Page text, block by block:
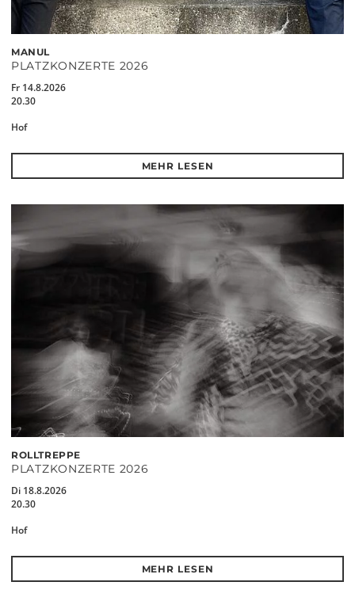
MANUL
PLATZKONZERTE 2026
Fr 14.8.2026
20.30
Hof
MEHR LESEN
ROLLTREPPE
PLATZKONZERTE 2026
Di 18.8.2026
20.30
Hof
MEHR LESEN